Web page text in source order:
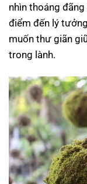
nhìn thoáng
điểm đến lý
muốn thư giãn
trong lành.